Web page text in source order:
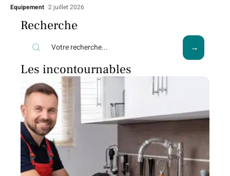
Equipement 2 juillet 2026
Recherche
Les incontournables